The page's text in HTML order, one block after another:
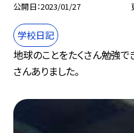
公開日 2023/01/27
学校日記
地球のことをたくさん勉強で
さんありました。